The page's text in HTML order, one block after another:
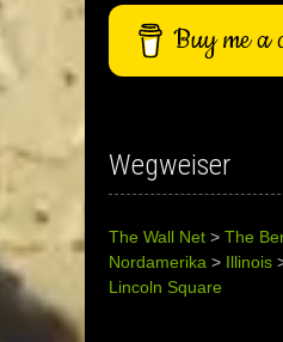
Buy me a
Wegweiser
The Wall Net > The
Nordamerika > Illinois
Lincoln Square